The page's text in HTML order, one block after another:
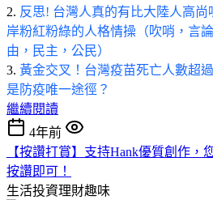
2. 反思! 台灣人真的有比大陸人高
岸粉紅粉綠的人格情操（吹哨，言
由，民主，公民）
3. 黃金交叉！台灣疫苗死亡人數超
是防疫唯一途徑？
繼續閱讀
4年前
【按讚打賞】支持Hank優質創作，
按讚即可！
生活投資理財趣味